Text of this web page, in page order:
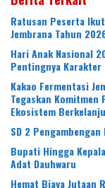
Ratusan Peserta
Jembrana Tahun
Hari Anak Nasional
Pentingnya Karakter
Kakao Fermentasi
Tegaskan Komitmen
Ekosistem
SD 2
Bupati Hingga
Adat Dauhwaru
Hemat Biaya Jutaan